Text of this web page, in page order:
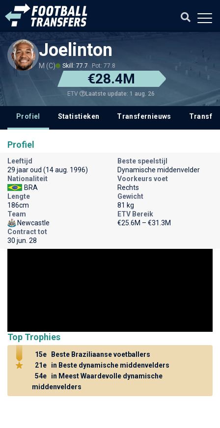
Joelinton
M (C) Skill: 77.7 Pot: 77.8
€28.4M
ETV Laatste update: 1 aug. 26
Profiel Statistieken Transfernieuws
Profiel
Leeftijd
29 jaar oud (14 aug. 1996)
Beste speelstijl
Dynamische middenvelder
Nationaliteit
BRA
Voorkeurs voet
Rechts
Lengte
186cm
Gewicht
81 kg
Team
Newcastle
ETV Bereik
€25.6M – €31.3M
Contract tot
30 jun. 28
Top Trophies
15e
Beste Braziliaanse voetballers
21e
in Beste dynamische middenvelders
54e
in Meest Waardevolle dynamische
middenvelders